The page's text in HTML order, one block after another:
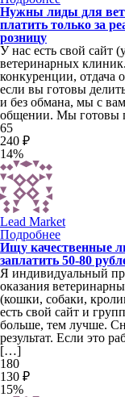
Нужны лиды для
платить только за
розницу
У нас есть свой сайт
ветеринарных
конкуренции, отдача
если вы готовы
и без обмана, мы с
общении. Мы готовы
65
240 ₽
14%
Lead Market
Подробнее
Ищу качественные
заплатить 50-80
Я индивидуальный
оказания
(кошки, собаки,
есть свой сайт и
больше, тем лучше.
результат. Если это
[…]
180
130 ₽
15%